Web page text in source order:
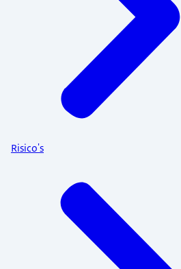
Risico's